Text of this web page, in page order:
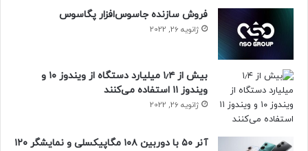
فروش سازنده جاسوس‌افزار پگاسوس
ژانویه 26, 2022
بیش از ۱٫۴ میلیارد دستگاه از ویندوز ۱۰ و
ویندوز ۱۱ استفاده می‌کنند
ژانویه 26, 2022
آنر ۵۰ با دوربین ۱۰۸ مگاپیکسلی و نمایشگر ۱۲۰